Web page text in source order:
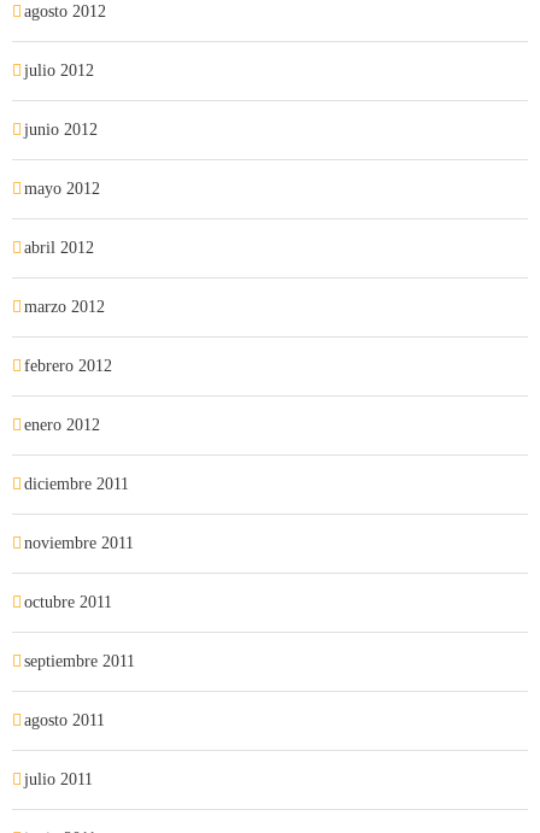
agosto 2012
julio 2012
junio 2012
mayo 2012
abril 2012
marzo 2012
febrero 2012
enero 2012
diciembre 2011
noviembre 2011
octubre 2011
septiembre 2011
agosto 2011
julio 2011